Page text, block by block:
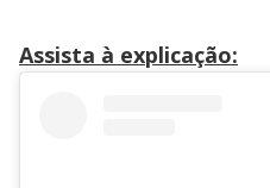
Assista à explicação: